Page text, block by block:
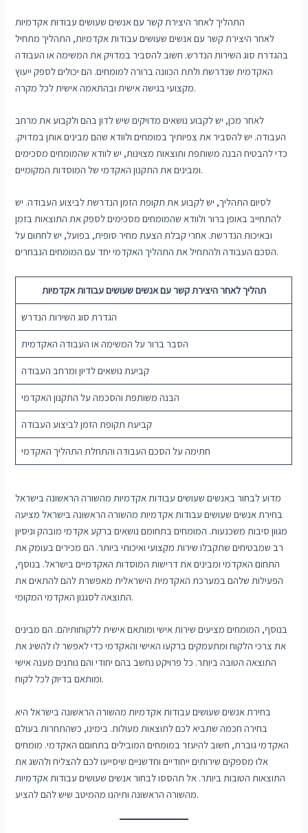
התהליך לאחר היצירת קשר עם אנשים שעושים עבודות אקדמיות
לאחר היצירת קשר עם אנשים שעושים עבודות אקדמיות, התהליך מתחיל
בהגדרת סוג השירות הנדרש. חשוב להסביר במדויק את המשימה או העבודה
האקדמית שנדרשת ולתת הכוונה ברורה למומחים. הם יכולים לספק ייעוץ
מקצועי בגישה אישית ובהתאמה אישית לכל מקרה.
לאחר מכן, יש לקבוע נושאים מדויקים שיש לדון בהם ולקבוע את מרחב
העבודה. יש להסביר את צפיותיך במומחים ולוודא שהם מבינים אותן במדויק.
כדי להבטיח הבנה משותפת ותוצאות מצוינות, יש לוודא שהמומחים מסכימים
ומבינים את התקנון האקדמי של המוסדות המקומיים.
לסיום התהליך, יש לקבוע את תקופת הזמן הנדרשת לביצוע העבודה. יש
להתחייב באופן ברור ולוודא שהמומחים מסכימים לספק את התוצאות בזמן
ובאיכות הנדרשת. אחרי קבלת הצעת מחיר סופית, בפועל, יש לחתום על
הסכם העבודה ולהתחיל את התהליך האקדמי יחד עם המומחים הנבחרים.
תהליך לאחר היצירת קשר עם אנשים שעושים עבודות אקדמיות
הגדרת סוג השירות הנדרש
הסבר ברור על המשימה או העבודה האקדמית
קביעת נושאים לדיון ומרחב העבודה
הבנה משותפת והסכמה על התקנון האקדמי
קביעת תקופת הזמן לביצוע העבודה
חתימה על הסכם העבודה והתחלת התהליך האקדמי
מדוע לבחור באנשים שעושים עבודות אקדמיות מהשורה הראשונה בישראל
בחירת אנשים שעושים עבודות אקדמיות מהשורה הראשונה בישראל מציעה
מגוון סיבות משכנעות. המומחים בתחומם נושאים ברקע אקדמי מובהק וניסיון
רב שמבטיחים שתקבלו שירות מקצועי ואיכותי ביותר. הם מכירים בעומק את
התחום האקדמי ומבינים את דרישות המוסדות האקדמיים בישראל. בנוסף,
הפעילות שלהם במערכת האקדמית הישראלית מאפשרת להם להתאים את
התוצאה לסגנון האקדמי המקומי.
בנוסף, המומחים מציעים שירות אישי ומותאם אישית ללקוחותיהם. הם מבינים
את צרכי הלקוח ומתעמקים ברקעו האישי והאקדמי כדי לאפשר לו להשיג את
התוצאה הטובה ביותר. כל פרויקט נחשב בהם יחודי והם נותנים מענה אישי
ומותאם בדיוק לכל לקוח.
בחירת אנשים שעושים עבודות אקדמיות מהשורה הראשונה בישראל היא
בחירה חכמה שתביא לכם לתוצאות מעולות. בימינו, כשהתחרות בעולם
האקדמי גוברת, חשוב להיעזר במומחים המובילים בתחוםם האקדמי. מומחים
אלו מספקים שירותים ייחודיים וחדשניים שיסייעו לכם להצליח ולהשג את
התוצאות הטובות ביותר. אל תהססו לבחור אנשים שעושים עבודות אקדמיות
מהשורה הראשונה ותיהנו מהמיטב שיש להם להציע.